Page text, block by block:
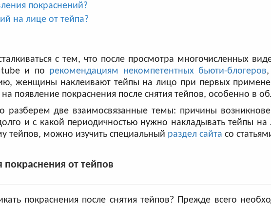
покраснений?
на лице от тейпа?
с тем, что после просмотра многочисленных
и по рекомендациям некомпетентных бьюти-блогеров
женщины наклеивают тейпы на лицо при первых
появление покраснения после снятия тейпов, особенно в
разберем две взаимосвязанные темы: причины
и с какой периодичностью нужно накладывать тейпы
тейпов, можно изучить специальный раздел сайта со
от тейпов
покраснения после снятия тейпов? Прежде всего